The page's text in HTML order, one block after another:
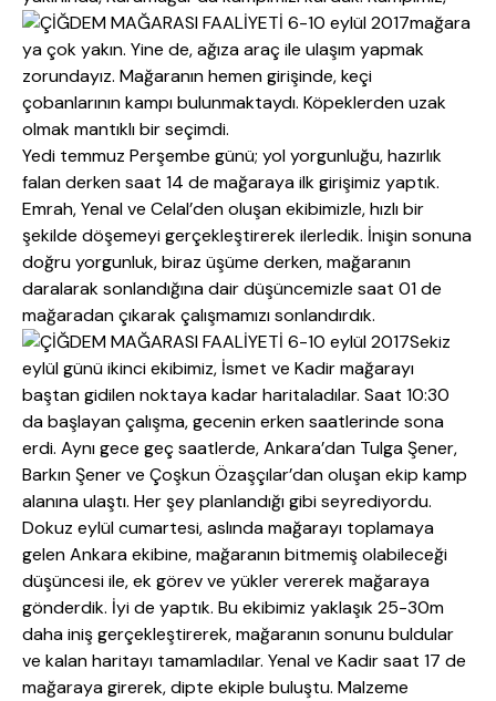
mağara
ya çok yakın. Yine de, ağıza araç ile ulaşım yapmak
zorundayız. Mağaranın hemen girişinde, keçi
çobanlarının kampı bulunmaktaydı. Köpeklerden uzak
olmak mantıklı bir seçimdi.
Yedi temmuz Perşembe günü; yol yorgunluğu, hazırlık
falan derken saat 14 de mağaraya ilk girişimiz yaptık.
Emrah, Yenal ve Celal’den oluşan ekibimizle, hızlı bir
şekilde döşemeyi gerçekleştirerek ilerledik. İnişin sonuna
doğru yorgunluk, biraz üşüme derken, mağaranın
daralarak sonlandığına dair düşüncemizle saat 01 de
mağaradan çıkarak çalışmamızı sonlandırdık.
Sekiz
eylül günü ikinci ekibimiz, İsmet ve Kadir mağarayı
baştan gidilen noktaya kadar haritaladılar. Saat 10:30
da başlayan çalışma, gecenin erken saatlerinde sona
erdi. Aynı gece geç saatlerde, Ankara’dan Tulga Şener,
Barkın Şener ve Çoşkun Özaşçılar’dan oluşan ekip kamp
alanına ulaştı. Her şey planlandığı gibi seyrediyordu.
Dokuz eylül cumartesi, aslında mağarayı toplamaya
gelen Ankara ekibine, mağaranın bitmemiş olabileceği
düşüncesi ile, ek görev ve yükler vererek mağaraya
gönderdik. İyi de yaptık. Bu ekibimiz yaklaşık 25-30m
daha iniş gerçekleştirerek, mağaranın sonunu buldular
ve kalan haritayı tamamladılar. Yenal ve Kadir saat 17 de
mağaraya girerek, dipte ekiple buluştu. Malzeme